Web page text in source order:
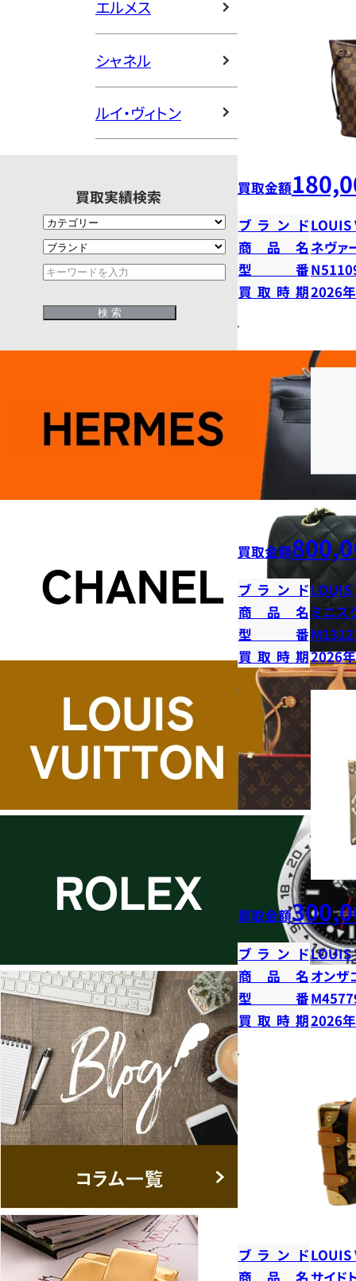
エルメス
シャネル
ルイ・ヴィトン
買取実績検索 買取金額
ブランドLOUIS
商品名 ネヴァ
型番
買取時期2026
買取金額
ブランドLOUIS
商品名 ミニス
型番
買取時期2026
買取金額
ブランドLOUIS
商品名 オンザ
型番
買取時期2026
ブランドLOUIS
商品名 サイド